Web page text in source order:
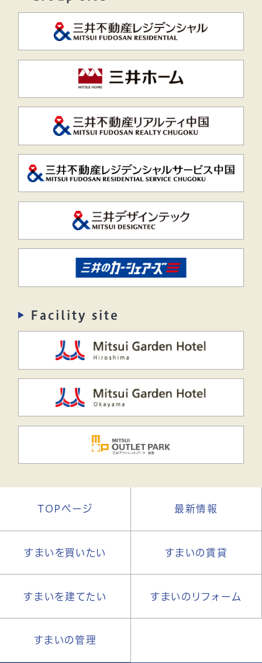
Facility site
TOPページ 最新情報
すまいを買いたい すまいの賃貸
すまいを建てたい すまいのリフォーム
すまいの管理